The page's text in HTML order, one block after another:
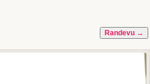
Randevu →